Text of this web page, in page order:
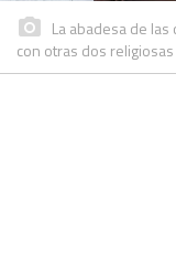
La abadesa de
con otras dos religiosas